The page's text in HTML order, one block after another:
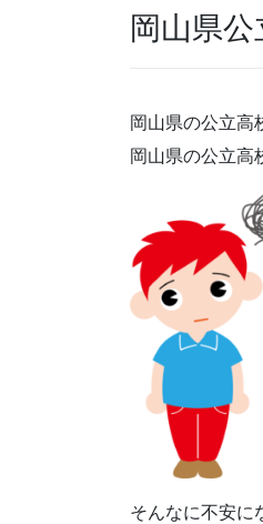
岡山県
岡山県の公立高
岡山県の公立高
そんなに不安に